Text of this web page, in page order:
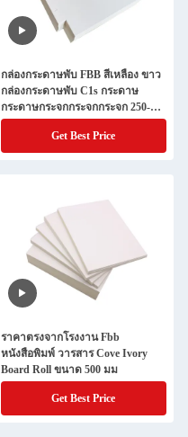
กล่องกระดาษพับ FBB สีเหลือง ขาว
กล่องกระดาษพับ C1s กระดาษ
กระดาษกระจกกระจกกระจก 250-
350gm
Get Best Price
ราคาตรงจากโรงงาน Fbb
หนังสือพิมพ์ วารสาร Cove Ivory
Board Roll ขนาด 500 มม
Get Best Price